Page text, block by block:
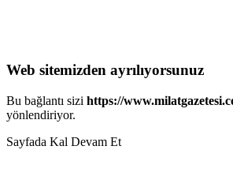
Web sitemizden ayrılıyorsunuz
Bu bağlantı sizi https://
yönlendiriyor.
Sayfada Kal Devam Et